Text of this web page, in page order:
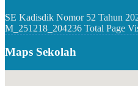
SE Kadisdik Nomor 52 Tahun
M_251218_204236 Total Page
Maps Sekolah